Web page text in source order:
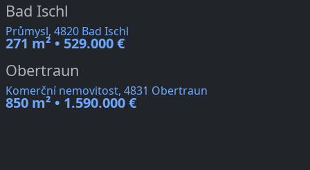
Bad Ischl
Průmysl, 4820 Bad Ischl
271 m² • 529.000 €
Obertraun
Komerční nemovitost, 4831 Obertraun
850 m² • 1.590.000 €